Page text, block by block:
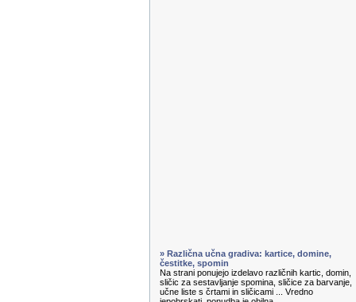
» Različna učna gradiva: kartice, domine,
čestitke, spomin
Na strani ponujejo izdelavo različnih kartic, domin,
sličic za sestavljanje spomina, sličice za barvanje,
učne liste s črtami in sličicami ... Vredno